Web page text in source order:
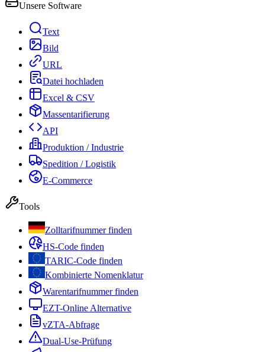
Unsere Software
Text
Bild
URL
Datei hochladen
Excel & CSV
Massentarifierung
API
Produktion / Industrie
Spedition / Logistik
E-Commerce
Tools
Zolltarifnummer finden
HS-Code finden
TARIC-Code finden
Kombinierte Nomenklatur
Warentarifnummer finden
EZT-Online Alternative
vZTA-Abfrage
Dual-Use-Prüfung